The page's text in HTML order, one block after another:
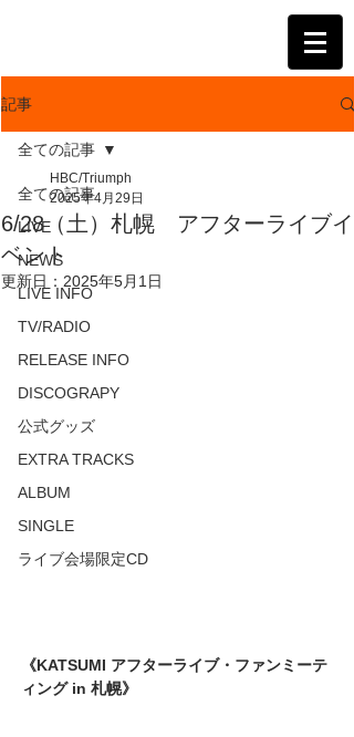
記事
全ての記事
LIVE
NEWS
LIVE INFO
TV/RADIO
RELEASE INFO
DISCOGRAPY
公式グッズ
EXTRA TRACKS
ALBUM
SINGLE
ライブ会場限定CD
全ての記事
6/28（土）札幌 アフターライブイ
ベント
HBC/Triumph
2025年4月29日
更新日： 2025年5月1日
《KATSUMI アフターライブ・ファンミーテ
ィング in 札幌》